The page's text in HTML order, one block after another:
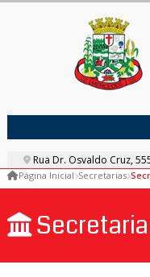
Rua Dr. Osvaldo Cruz,
Página Inicial Secretarias